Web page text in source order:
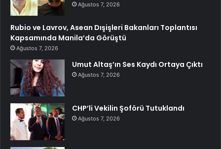
Ağustos 7, 2026
Rubio ve Lavrov, Asean Dışişleri Bakanları Toplantısı
Kapsamında Manila’da Görüştü
Ağustos 7, 2026
Umut Altaş’ın Ses Kaydı Ortaya Çıktı
Ağustos 7, 2026
CHP’li Vekilin Şoförü Tutuklandı
Ağustos 7, 2026